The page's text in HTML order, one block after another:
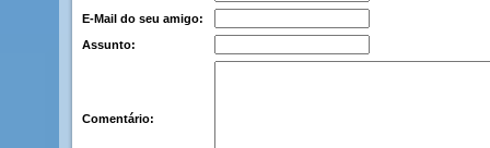
E-Mail do seu amigo:
Assunto:
Comentário: